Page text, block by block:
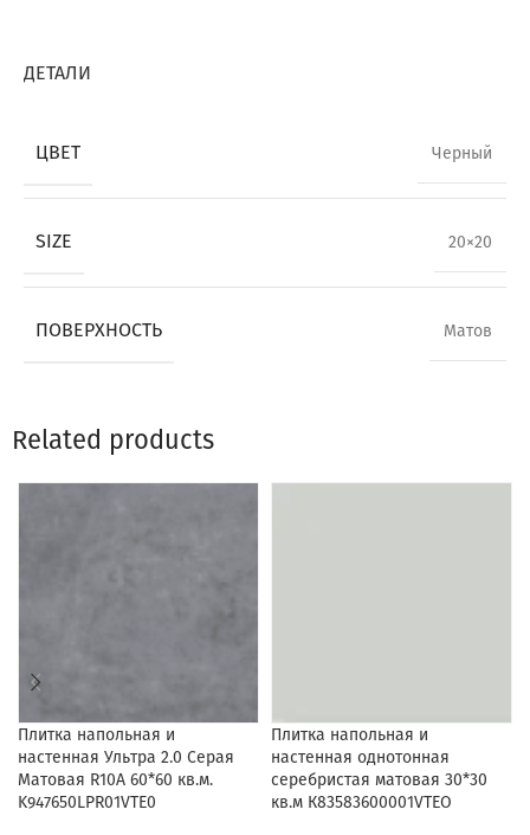
ДЕТАЛИ
ЦВЕТ Черный
SIZE 20×20
ПОВЕРХНОСТЬ Матов
Related products
Плитка напольная и
настенная Ультра 2.0 Серая
Матовая R10A 60*60 кв.м.
K947650LPR01VTE0
Плитка напольная и
настенная однотонная
серебристая матовая 30*30
кв.м К83583600001VTEO